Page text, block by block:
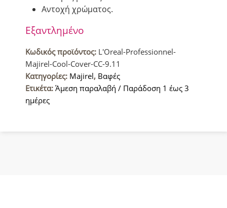
Αντοχή χρώματος.
Εξαντλημένο
Κωδικός προϊόντος: L'Oreal-Professionnel-
Majirel-Cool-Cover-CC-9.11
Κατηγορίες: Majirel, Βαφές
Ετικέτα: Άμεση παραλαβή / Παράδοση 1 έως 3
ημέρες